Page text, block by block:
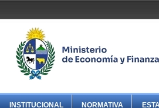
INSTITUCIONAL NORMATIVA